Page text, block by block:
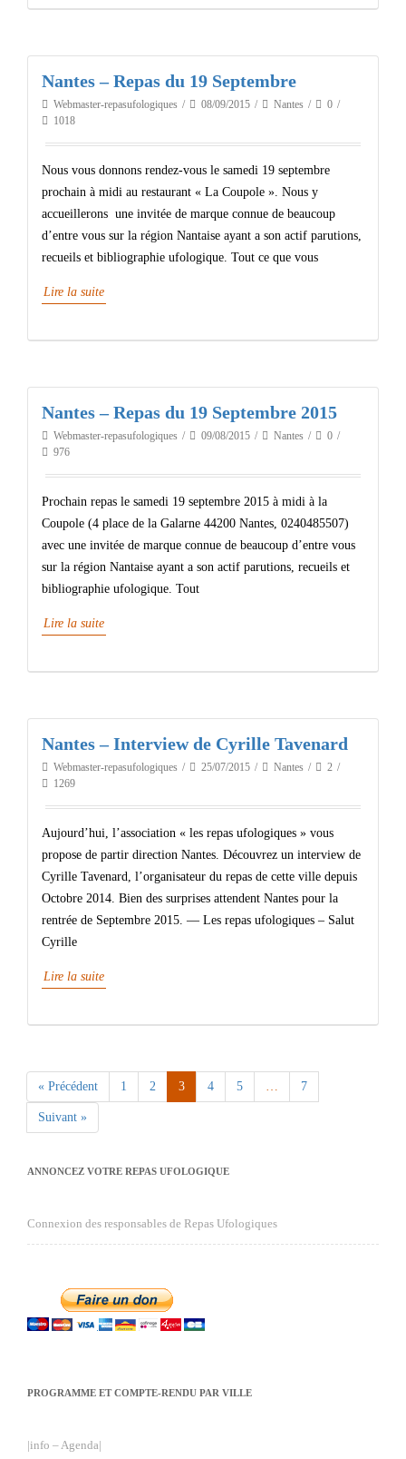
Nantes – Repas du 19 Septembre
Webmaster-repasufologiques 08/09/2015 Nantes
0
1018
Nous vous donnons rendez-vous le samedi 19 septembre
prochain à midi au restaurant « La Coupole ». Nous y
accueillerons une invitée de marque connue de beaucoup
d’entre vous sur la région Nantaise ayant a son actif parutions,
recueils et bibliographie ufologique. Tout ce que vous
Lire la suite
Nantes – Repas du 19 Septembre 2015
Webmaster-repasufologiques 09/08/2015 Nantes
0
976
Prochain repas le samedi 19 septembre 2015 à midi à la
Coupole (4 place de la Galarne 44200 Nantes, 0240485507)
avec une invitée de marque connue de beaucoup d’entre vous
sur la région Nantaise ayant a son actif parutions, recueils et
bibliographie ufologique. Tout
Lire la suite
Nantes – Interview de Cyrille Tavenard
Webmaster-repasufologiques 25/07/2015 Nantes
2
1269
Aujourd’hui, l’association « les repas ufologiques » vous
propose de partir direction Nantes. Découvrez un interview de
Cyrille Tavenard, l’organisateur du repas de cette ville depuis
Octobre 2014. Bien des surprises attendent Nantes pour la
rentrée de Septembre 2015. — Les repas ufologiques – Salut
Cyrille
Lire la suite
« Précédent 1 2 3 4 5 … 7
Suivant »
ANNONCEZ VOTRE REPAS UFOLOGIQUE
Connexion des responsables de Repas Ufologiques
PROGRAMME ET COMPTE-RENDU PAR VILLE
|info – Agenda|